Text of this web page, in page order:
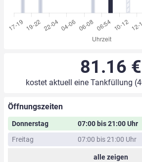
81.16 €
kostet aktuell eine Tankfüllung
Öffnungszeiten
Donnerstag
07:00 bis 21:00 Uhr
Freitag
07:00 bis 21:00 Uhr
alle zeigen